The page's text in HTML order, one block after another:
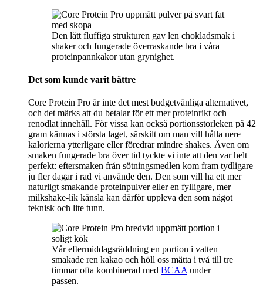
Den lätt fluffiga strukturen gav len chokladsmak i
shaker och fungerade överraskande bra i våra
proteinpannkakor utan grynighet.
Det som kunde varit bättre
Core Protein Pro är inte det mest budgetvänliga alternativet,
och det märks att du betalar för ett mer proteinrikt och
renodlat innehåll. För vissa kan också portionsstorleken på 42
gram kännas i största laget, särskilt om man vill hålla nere
kalorierna ytterligare eller föredrar mindre shakes. Även om
smaken fungerade bra över tid tyckte vi inte att den var helt
perfekt: eftersmaken från sötningsmedlen kom fram tydligare
ju fler dagar i rad vi använde den. Den som vill ha ett mer
naturligt smakande proteinpulver eller en fylligare, mer
milkshake-lik känsla kan därför uppleva den som något
teknisk och lite tunn.
Vår eftermiddagsräddning en portion i vatten
smakade ren kakao och höll oss mätta i två till tre
timmar ofta kombinerad med BCAA under
passen.